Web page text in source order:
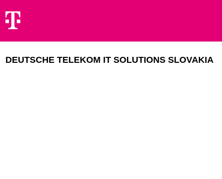
DEUTSCHE TELEKOM IT SOLUTIONS SLOVAKIA